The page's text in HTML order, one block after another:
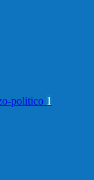
politico 1